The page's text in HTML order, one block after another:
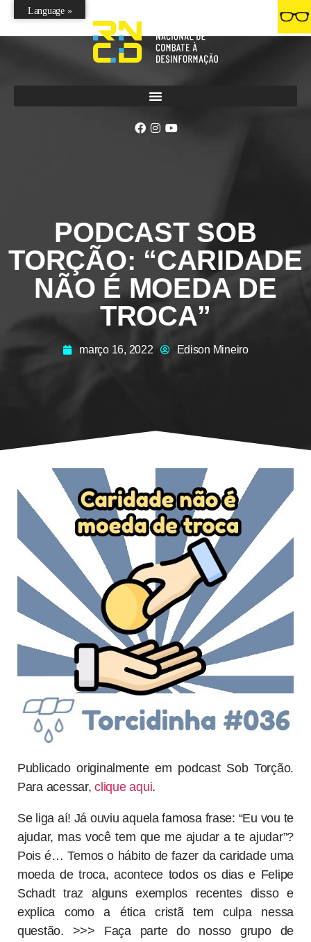
PODCAST SOB
TORÇÃO: “CARIDADE
NÃO É MOEDA DE
TROCA”
março 16, 2022 Edison Mineiro
Publicado originalmente em podcast Sob Torção.
Para acessar,clique aqui.
Se liga aí! Já ouviu aquela famosa frase: “Eu vou te
ajudar, mas você tem que me ajudar a te ajudar”?
Pois é… Temos o hábito de fazer da caridade uma
moeda de troca, acontece todos os dias e Felipe
Schadt traz alguns exemplos recentes disso e
explica como a ética cristã tem culpa nessa
questão. >>> Faça parte do nosso grupo de
Language »